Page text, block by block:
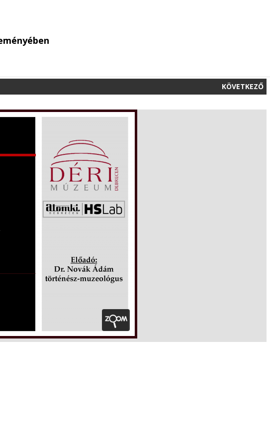
KÖVETKEZŐ